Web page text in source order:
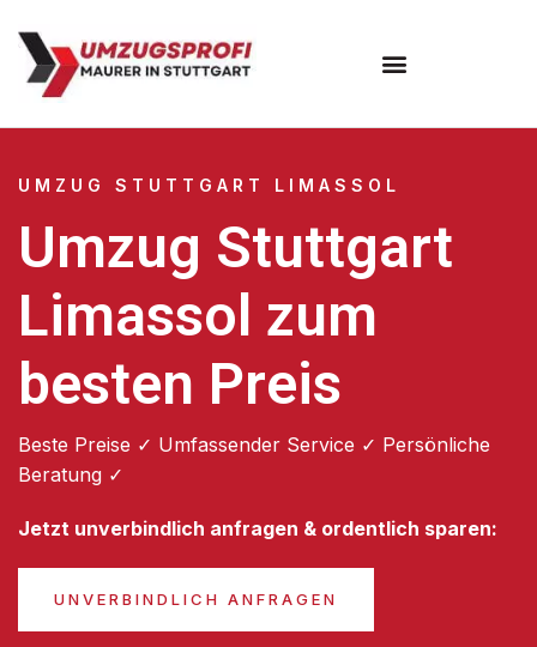
UMZUG STUTTGART LIMASSOL
Umzug Stuttgart
Limassol zum
besten Preis
Beste Preise ✓ Umfassender Service ✓ Persönliche
Beratung ✓
Jetzt unverbindlich anfragen & ordentlich sparen:
UNVERBINDLICH ANFRAGEN